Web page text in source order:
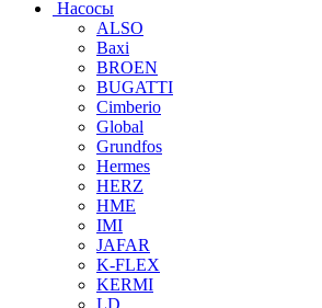
Насосы
ALSO
Baxi
BROEN
BUGATTI
Cimberio
Global
Grundfos
Hermes
HERZ
HME
IMI
JAFAR
K-FLEX
KERMI
LD